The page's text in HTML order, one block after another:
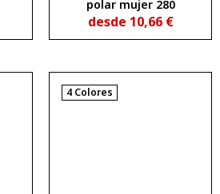
polar mujer 280
desde 10,66 €
4 Colores